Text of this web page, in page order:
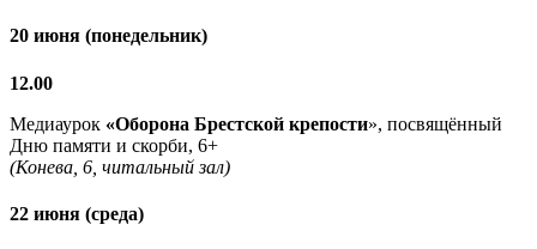
20 июня (понедельник)
12.00
Медиаурок «Оборона Брестской крепости», посвящённый
Дню памяти и скорби, 6+
(Конева, 6, читальный зал)
22 июня (среда)